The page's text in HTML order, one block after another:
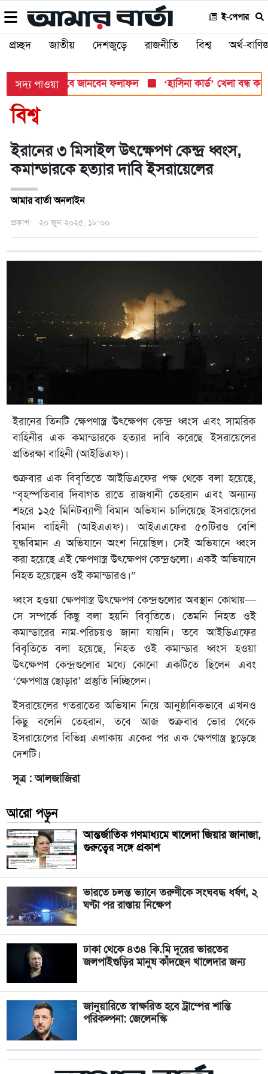
ই-পেপার
প্রচ্ছদ জাতীয় দেশজুড়ে রাজনীতি বিশ্ব অর্থ-
সদ্য পাওয়াযেভাবে জানবেন ফলাফল ‘হাসিনা কার্ড’ খেলা বন্ধ করতে
বিশ্ব
ইরানের ৩ মিসাইল উৎক্ষেপণ কেন্দ্র ধ্বংস,
কমান্ডারকে হত্যার দাবি ইসরায়েলের
আমার বার্তা অনলাইন
প্রকাশ: ২০ জুন ২০২৫, ১৮:০০
ইরানের তিনটি ক্ষেপণাস্ত্র উৎক্ষেপণ কেন্দ্র ধ্বংস এবং সামরিক
বাহিনীর এক কমান্ডারকে হত্যার দাবি করেছে ইসরায়েলের
প্রতিরক্ষা বাহিনী (আইডিএফ)।
শুক্রবার এক বিবৃতিতে আইডিএফের পক্ষ থেকে বলা হয়েছে,
“বৃহস্পতিবার দিবাগত রাতে রাজধানী তেহরান এবং অন্যান্য
শহরে ১২৫ মিনিটব্যাপী বিমান অভিযান চালিয়েছে ইসরায়েলের
বিমান বাহিনী (আইএএফ)। আইএএফের ৫০টিরও বেশি
যুদ্ধবিমান এ অভিযানে অংশ নিয়েছিল। সেই অভিযানে ধ্বংস
করা হয়েছে এই ক্ষেপণাস্ত্র উৎক্ষেপণ কেন্দ্রগুলো। একই অভিযানে
নিহত হয়েছেন ওই কমান্ডারও।”
ধ্বংস হওয়া ক্ষেপণাস্ত্র উৎক্ষেপণ কেন্দ্রগুলোর অবস্থান কোথায়—
সে সম্পর্কে কিছু বলা হয়নি বিবৃতিতে। তেমনি নিহত ওই
কমান্ডারের নাম-পরিচয়ও জানা যায়নি। তবে আইডিএফের
বিবৃতিতে বলা হয়েছে, নিহত ওই কমান্ডার ধ্বংস হওয়া
উৎক্ষেপণ কেন্দ্রগুলোর মধ্যে কোনো একটিতে ছিলেন এবং
‘ক্ষেপণাস্ত্র ছোড়ার’ প্রস্তুতি নিচ্ছিলেন।
ইসরায়েলের গতরাতের অভিযান নিয়ে আনুষ্ঠানিকভাবে এখনও
কিছু বলেনি তেহরান, তবে আজ শুক্রবার ভোর থেকে
ইসরায়েলের বিভিন্ন এলাকায় একের পর এক ক্ষেপণাস্ত্র ছুড়েছে
দেশটি।
সূত্র : আলজাজিরা
আরো পড়ুন
আন্তর্জাতিক গণমাধ্যমে খালেদা জিয়ার জানাজা,
গুরুত্বের সঙ্গে প্রকাশ
ভারতে চলন্ত ভ্যানে তরুণীকে সংঘবদ্ধ ধর্ষণ, ২
ঘণ্টা পর রাস্তায় নিক্ষেপ
ঢাকা থেকে ৪৩৪ কি.মি দূরের ভারতের
জলপাইগুড়ির মানুষ কাঁদছেন খালেদার জন্য
জানুয়ারিতে স্বাক্ষরিত হবে ট্রাম্পের শান্তি
পরিকল্পনা: জেলেনস্কি